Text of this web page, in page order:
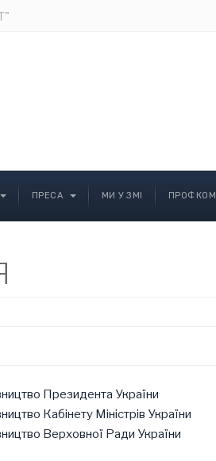
ПРЕСА МИ У ЗМІ ПРОФКОМ
Президента України
Кабінету Міністрів України
Верховної Ради України